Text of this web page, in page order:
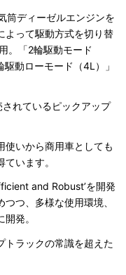
ディーゼルエンジンを
よって駆動方式を切り替
。「2輪駆動モード
動ローモード（4L）」
れているピックアップ
いから商用車としても
います。
and Robust’を開発
つ、多様な使用環境、
発。
ラックの常識を超えた